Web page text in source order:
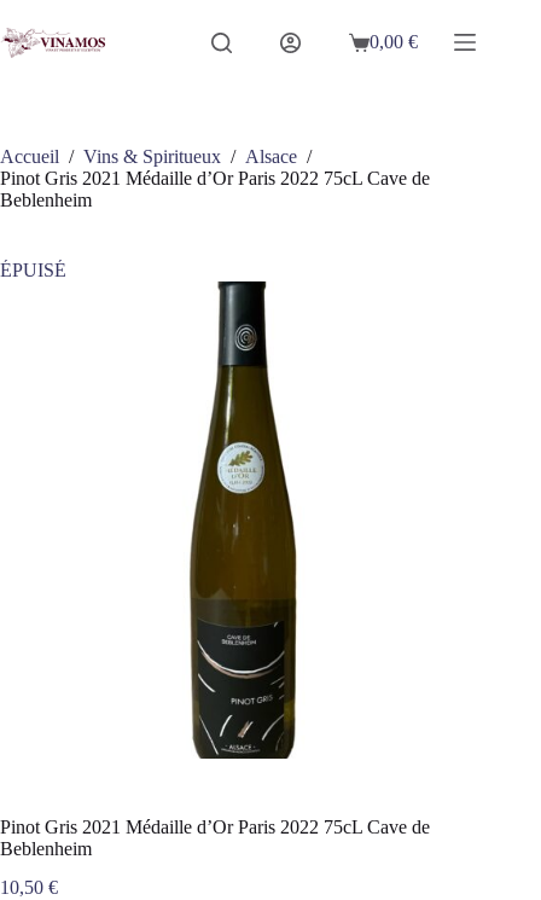
au
contenu
Panier
0,00€
Accueil / Vins & Spiritueux / Alsace /
Pinot Gris 2021 Médaille d’Or Paris 2022 75cL Cave de
Beblenheim
ÉPUISÉ
Pinot Gris 2021 Médaille d’Or Paris 2022 75cL Cave de
Beblenheim
10,50 €